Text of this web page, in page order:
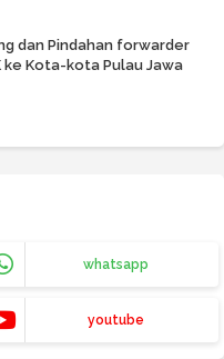
dan Pindahan forwarder
ke Kota-kota Pulau Jawa
whatsapp
youtube